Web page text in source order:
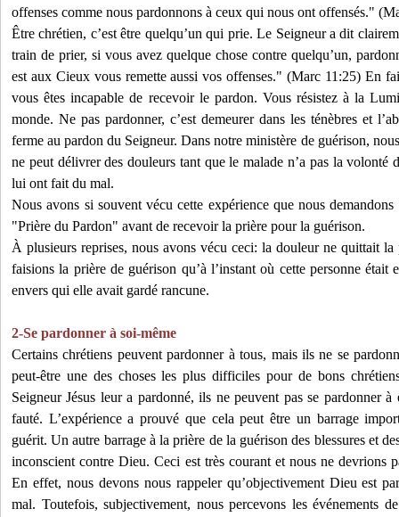
offenses comme nous pardonnons à ceux qui nous ont offensés."
Être chrétien, c’est être quelqu’un qui prie. Le Seigneur a dit
train de prier, si vous avez quelque chose contre quelqu’un,
est aux Cieux vous remette aussi vos offenses." (Marc 11:25) En
vous êtes incapable de recevoir le pardon. Vous résistez à la
monde. Ne pas pardonner, c’est demeurer dans les ténèbres et
ferme au pardon du Seigneur. Dans notre ministère de guérison,
ne peut délivrer des douleurs tant que le malade n’a pas la volonté
lui ont fait du mal.
Nous avons si souvent vécu cette expérience que nous
"Prière du Pardon" avant de recevoir la prière pour la guérison.
À plusieurs reprises, nous avons vécu ceci: la douleur ne quittait la
faisions la prière de guérison qu’à l’instant où cette personne était
envers qui elle avait gardé rancune.
2-Se pardonner à soi-même
Certains chrétiens peuvent pardonner à tous, mais ils ne se
peut-être une des choses les plus difficiles pour de bons
Seigneur Jésus leur a pardonné, ils ne peuvent pas se pardonner à
fauté. L’expérience a prouvé que cela peut être un barrage
guérit. Un autre barrage à la prière de la guérison des blessures et
inconscient contre Dieu. Ceci est très courant et nous ne devrions
En effet, nous devons nous rappeler qu’objectivement Dieu est
mal. Toutefois, subjectivement, nous percevons les événements